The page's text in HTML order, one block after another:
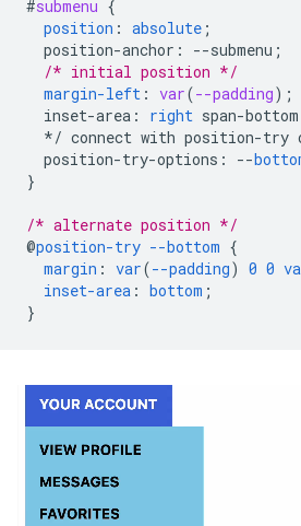
#submenu {
position : absolute ;
position-anchor : --submenu ;
/* initial position */
margin-left : var(--padding);
inset-area : right span-bottom
*/ connect with position-try
position-try-options : --
}
/* alternate position */
@position-try --bottom {
margin : var(--padding) 0 0
inset-area : bottom ;
}